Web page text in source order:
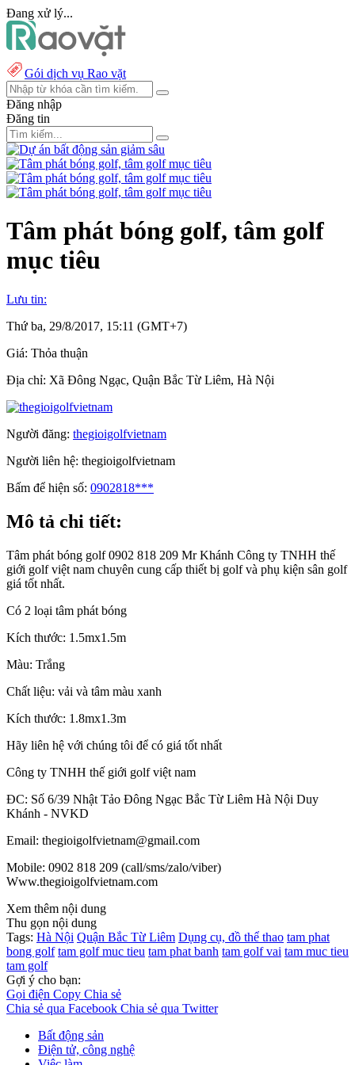
Đang xử lý...
Gói dịch vụ Rao vặt
Đăng nhập
Đăng tin
Tâm phát bóng golf, tâm golf
mục tiêu
Lưu tin:
Thứ ba, 29/8/2017, 15:11 (GMT+7)
Giá: Thỏa thuận
Địa chỉ: Xã Đông Ngạc, Quận Bắc Từ Liêm, Hà Nội
Người đăng: thegioigolfvietnam
Người liên hệ: thegioigolfvietnam
Bấm để hiện số: 0902818***
Mô tả chi tiết:
Tâm phát bóng golf 0902 818 209 Mr Khánh Công ty TNHH thế
giới golf việt nam chuyên cung cấp thiết bị golf và phụ kiện sân golf
giá tốt nhất.
Có 2 loại tâm phát bóng
Kích thước: 1.5mx1.5m
Màu: Trắng
Chất liệu: vải và tâm màu xanh
Kích thước: 1.8mx1.3m
Hãy liên hệ với chúng tôi để có giá tốt nhất
Công ty TNHH thế giới golf việt nam
ĐC: Số 6/39 Nhật Tảo Đông Ngạc Bắc Từ Liêm Hà Nội Duy
Khánh - NVKD
Email: thegioigolfvietnam@gmail.com
Mobile: 0902 818 209 (call/sms/zalo/viber)
Www.thegioigolfvietnam.com
Xem thêm nội dung
Thu gọn nội dung
Tags: Hà Nội Quận Bắc Từ Liêm Dụng cụ, đồ thể thao tam phat
bong golf tam golf muc tieu tam phat banh tam golf vai tam muc tieu
tam golf
Gợi ý cho bạn:
Gọi điện Copy Chia sẻ
Chia sẻ qua Facebook Chia sẻ qua Twitter
Bất động sản
Điện tử, công nghệ